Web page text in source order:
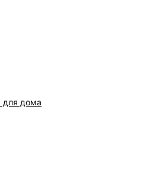
для дома
с цветочным принтом
и возврата